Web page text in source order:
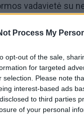
Process My
opt-out of the sale,
for targeted
selection. Please note
interest-based ads
to third parties
of your personal
vadavietė su
ir po žemės
telefonas.